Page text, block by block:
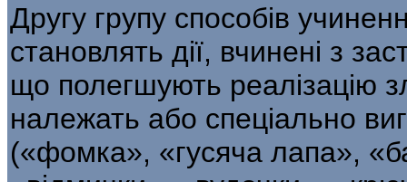
Другу групу способів
становлять дії, вчинені з
що полегшують реалі­зацію
належать або спеціально
(«фомка», «гусяча лапа»,